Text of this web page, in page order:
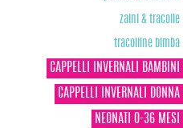
zaini & tracolle
tracolline bimba
CAPPELLI INVERNALI BAMBINI
CAPPELLI INVERNALI DONNA
NEONATI 0-36 MESI